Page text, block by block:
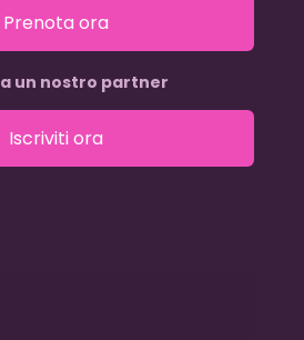
Prenota ora
un nostro partner
Iscriviti ora